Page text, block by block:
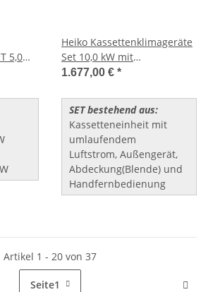
5,0
Heiko Kassettenklimageräte
Set 10,0 kW mit
Handfernbedienung
1.677,00 € *
SET bestehend aus:
Kassetteneinheit mit
umlaufendem
Luftstrom, Außengerät,
Abdeckung(Blende) und
Handfernbedienung
Artikel 1 - 20 von 37
Seite1